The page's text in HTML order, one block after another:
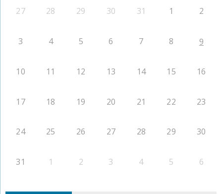
27 28 29 30 31 1 2
3 4 5 6 7 8 9
10 11 12 13 14 15 16
17 18 19 20 21 22 23
24 25 26 27 28 29 30
31 1 2 3 4 5 6